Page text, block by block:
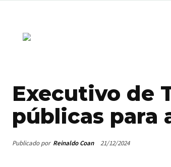
Executivo de
públicas para
Publicado por Reinaldo Coan 21/12/2024